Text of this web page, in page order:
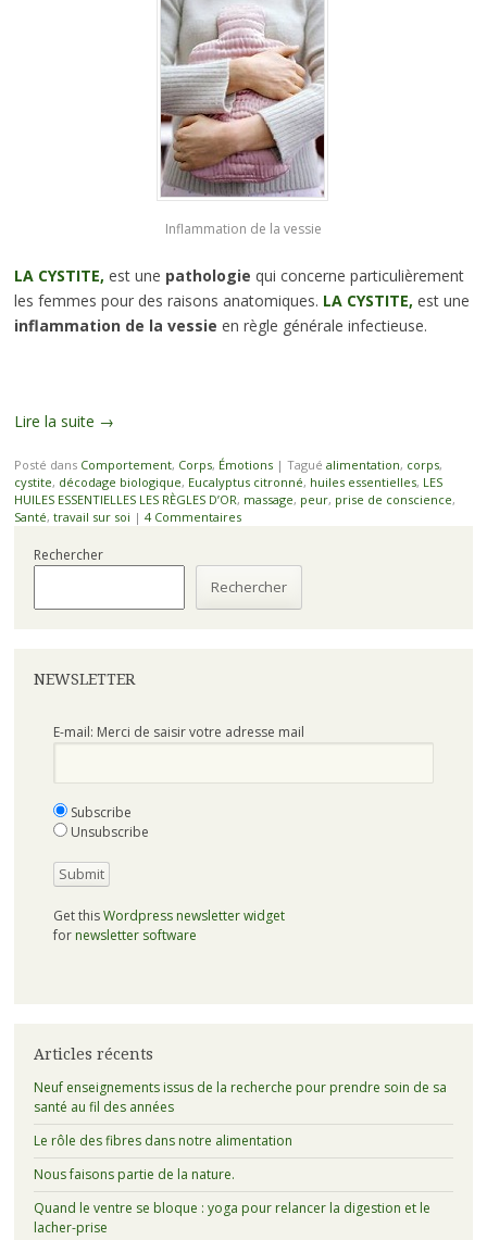
Inflammation de la vessie
LA CYSTITE, est une pathologie qui concerne particulièrement
les femmes pour des raisons anatomiques. LA CYSTITE, est une
inflammation de la vessie en règle générale infectieuse.
Lire la suite →
Posté dans Comportement, Corps, Émotions | Tagué alimentation, corps,
cystite, décodage biologique, Eucalyptus citronné, huiles essentielles, LES
HUILES ESSENTIELLES LES RÈGLES D’OR, massage, peur, prise de conscience,
Santé, travail sur soi | 4 Commentaires
Rechercher
Rechercher
NEWSLETTER
E-mail: Merci de saisir votre adresse mail
Subscribe
Unsubscribe
Get thisWordpress newsletter widget
for newsletter software
Articles récents
Neuf enseignements issus de la recherche pour prendre soin de sa
santé au fil des années
Le rôle des fibres dans notre alimentation
Nous faisons partie de la nature.
Quand le ventre se bloque : yoga pour relancer la digestion et le
lacher-prise